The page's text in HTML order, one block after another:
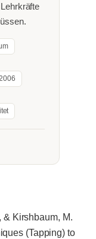
& Kirshbaum, M.
(Tapping) to